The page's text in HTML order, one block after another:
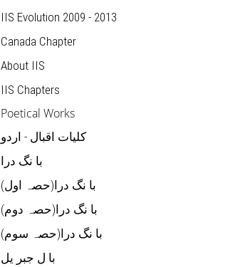
IIS Evolution 2009 - 2013
Canada Chapter
About IIS
IIS Chapters
Poetical Works
کلیات اقبال - اردو
با نگ درا
(با نگ درا(حصہ اول
(با نگ درا(حصہ دوم
(با نگ درا(حصہ سوم
با ل جبر یل